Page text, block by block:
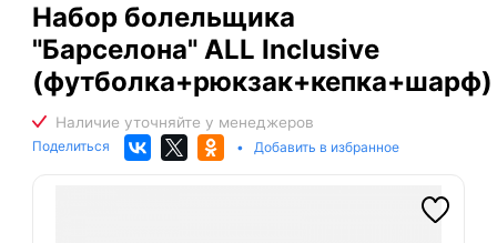
Набор болельщика
"Барселона" ALL Inclusive
(футболка+рюкзак+кепка+шарф)
Поделиться • Добавить в избранное